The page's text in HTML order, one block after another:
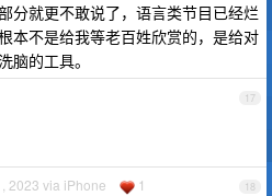
分就更不敢说了，语言类节目已经烂
本不是给我等老百姓欣赏的，是给对
脑的工具。
17
18
2023 via iPhone 1